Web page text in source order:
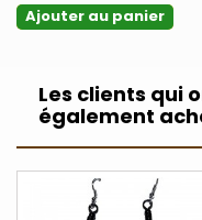
Ajouter au panier
Les clients qui
également